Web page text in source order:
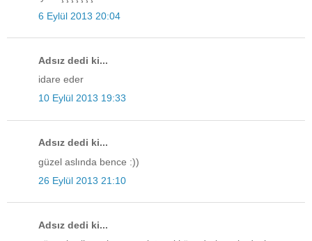
6 Eylül 2013 20:04
Adsız dedi ki...
idare eder
10 Eylül 2013 19:33
Adsız dedi ki...
güzel aslında bence :))
26 Eylül 2013 21:10
Adsız dedi ki...